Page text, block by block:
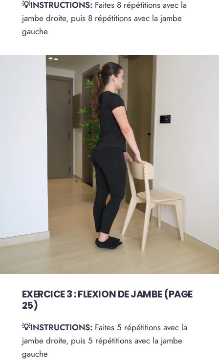
💡INSTRUCTIONS: Faites 8 répétitions avec la
jambe droite, puis 8 répétitions avec la jambe
gauche
EXERCICE 3 : FLEXION DE JAMBE (PAGE
25)
💡INSTRUCTIONS: Faites 5 répétitions avec la
jambe droite, puis 5 répétitions avec la jambe
gauche